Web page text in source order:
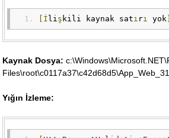
[İ li ş kili kaynak satı rı yok
Kaynak Dosya:
Yığın İzleme: